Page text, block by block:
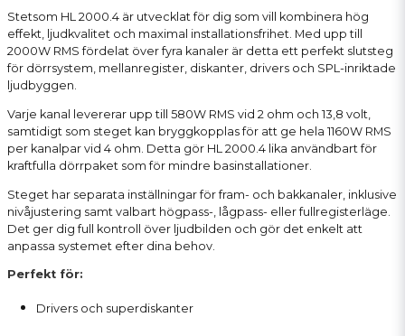
Stetsom HL 2000.4 är utvecklat för dig som vill kombinera hög
effekt, ljudkvalitet och maximal installationsfrihet. Med upp till
2000W RMS fördelat över fyra kanaler är detta ett perfekt slutsteg
för dörrsystem, mellanregister, diskanter, drivers och SPL-inriktade
ljudbyggen.
Varje kanal levererar upp till 580W RMS vid 2 ohm och 13,8 volt,
samtidigt som steget kan bryggkopplas för att ge hela 1160W RMS
per kanalpar vid 4 ohm. Detta gör HL 2000.4 lika användbart för
kraftfulla dörrpaket som för mindre basinstallationer.
Steget har separata inställningar för fram- och bakkanaler, inklusive
nivåjustering samt valbart högpass-, lågpass- eller fullregisterläge.
Det ger dig full kontroll över ljudbilden och gör det enkelt att
anpassa systemet efter dina behov.
Perfekt för:
Drivers och superdiskanter